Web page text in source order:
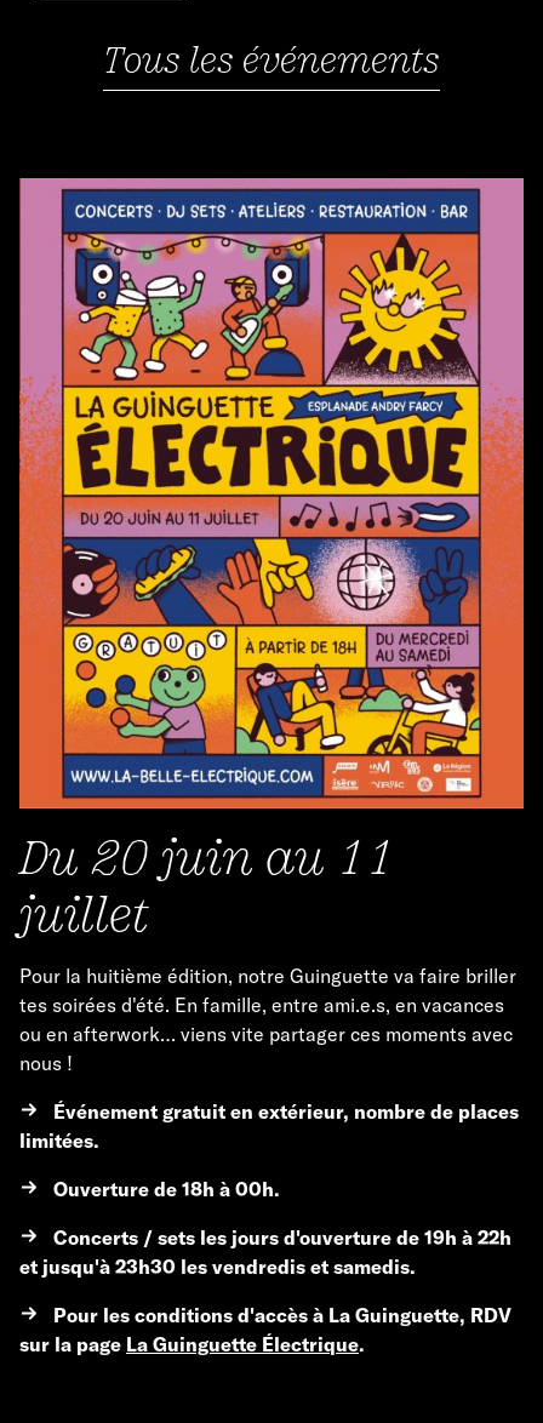
Tous les événements
Du 20 juin au 11
juillet
Pour la huitième édition, notre Guinguette va faire briller
tes soirées d'été. En famille, entre ami.e.s, en vacances
ou en afterwork… viens vite partager ces moments avec
nous !
Événement gratuit en extérieur, nombre de places
limitées.
Ouverture de 18h à 00h.
Concerts / sets les jours d'ouverture de 19h à 22h
et jusqu'à 23h30 les vendredis et samedis.
Pour les conditions d'accès à La Guinguette, RDV
sur la page La Guinguette Électrique.